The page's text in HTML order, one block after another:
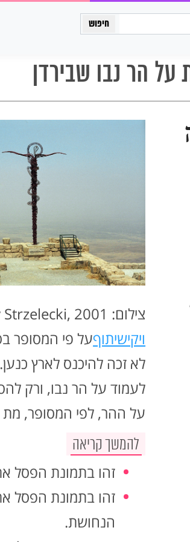
הר נבו שבירדן
צילום: Jerzy Strzelecki, 2001, מתוך
ויקישיתוףעל פי המסופר
לא זכה להיכנס לארץ כנען.
לעמוד על הר נבו, ורק
על ההר, לפי המסופר,
להמשך קריאה
זהו בתמונת הפסל
זהו בתמונת הפסל
הנחושת.